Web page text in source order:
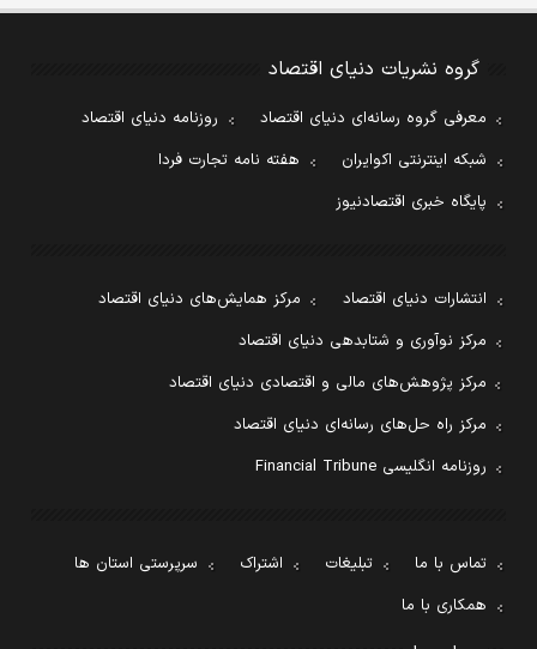
گروه نشریات دنیای اقتصاد
معرفی گروه رسانه‌ای دنیای اقتصاد
روزنامه دنیای اقتصاد
شبکه اینترنتی اکوایران
هفته نامه تجارت فردا
پایگاه خبری اقتصادنیوز
انتشارات دنیای اقتصاد
مرکز همایش‌های دنیای اقتصاد
مرکز نوآوری و شتابدهی دنیای اقتصاد
مرکز پژوهش‌های مالی و اقتصادی دنیای اقتصاد
مرکز راه حل‌های رسانه‌ای دنیای اقتصاد
روزنامه انگلیسی Financial Tribune
تماس با ما تبلیغات اشتراک
سرپرستی استان ها
همکاری با ما